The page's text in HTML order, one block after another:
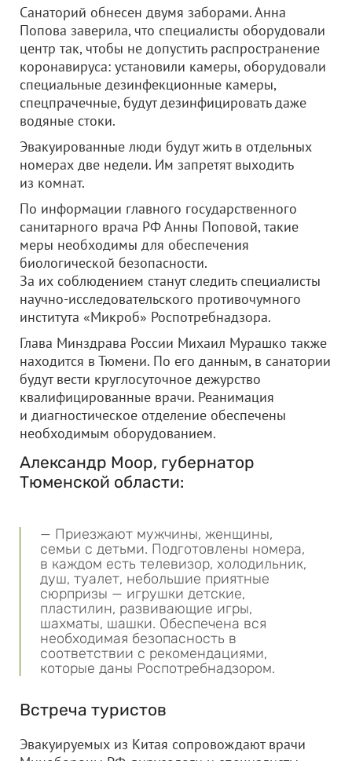
Санаторий обнесен двумя заборами. Анна
Попова заверила, что специалисты оборудовали
центр так, чтобы не допустить распространение
коронавируса: установили камеры, оборудовали
специальные дезинфекционные камеры,
спецпрачечные, будут дезинфицировать даже
водяные стоки.
Эвакуированные люди будут жить в отдельных
номерах две недели. Им запретят выходить
из комнат.
По информации главного государственного
санитарного врача РФ Анны Поповой, такие
меры необходимы для обеспечения
биологической безопасности.
За их соблюдением станут следить специалисты
научно-исследовательского противочумного
института «Микроб» Роспотребнадзора.
Глава Минздрава России Михаил Мурашко также
находится в Тюмени. По его данным, в санатории
будут вести круглосуточное дежурство
квалифицированные врачи. Реанимация
и диагностическое отделение обеспечены
необходимым оборудованием.
Александр Моор, губернатор
Тюменской области:
— Приезжают мужчины, женщины,
семьи с детьми. Подготовлены номера,
в каждом есть телевизор, холодильник,
душ, туалет, небольшие приятные
сюрпризы — игрушки детские,
пластилин, развивающие игры,
шахматы, шашки. Обеспечена вся
необходимая безопасность в
соответствии с рекомендациями,
которые даны Роспотребнадзором.
Встреча туристов
Эвакуируемых из Китая сопровождают врачи